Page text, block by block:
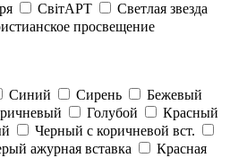
СвітАРТ
Светлая звезда
просвещение
Синий Сирень
Бежевый
Голубой
Красный
Черный с коричневой вст.
ажурная вставка
Красная